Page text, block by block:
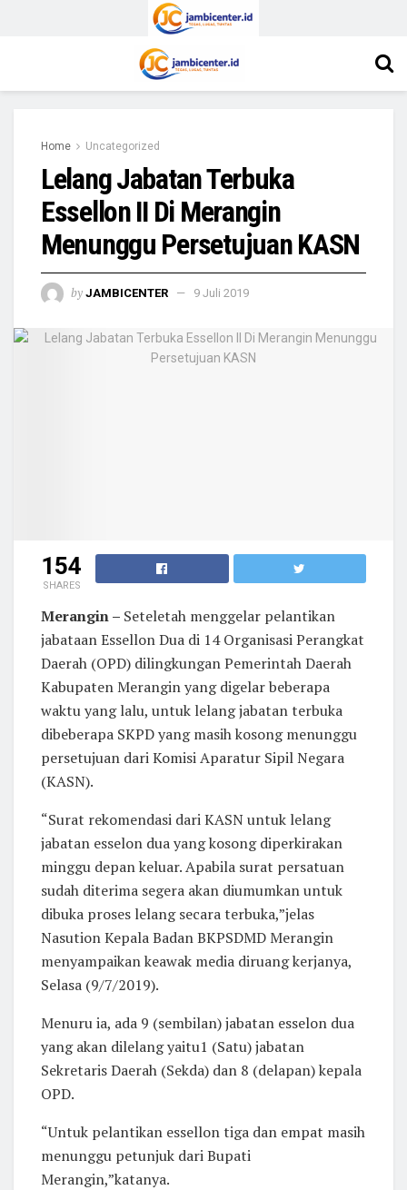
Home Uncategorized
Lelang Jabatan Terbuka
Essellon II Di Merangin
Menunggu Persetujuan KASN
by JAMBICENTER 9 Juli 2019
154
SHARES
Merangin – Seteletah menggelar pelantikan
jabataan Essellon Dua di 14 Organisasi Perangkat
Daerah (OPD) dilingkungan Pemerintah Daerah
Kabupaten Merangin yang digelar beberapa
waktu yang lalu, untuk lelang jabatan terbuka
dibeberapa SKPD yang masih kosong menunggu
persetujuan dari Komisi Aparatur Sipil Negara
(KASN).
“Surat rekomendasi dari KASN untuk lelang
jabatan esselon dua yang kosong diperkirakan
minggu depan keluar. Apabila surat persatuan
sudah diterima segera akan diumumkan untuk
dibuka proses lelang secara terbuka,”jelas
Nasution Kepala Badan BKPSDMD Merangin
menyampaikan keawak media diruang kerjanya,
Selasa (9/7/2019).
Menuru ia, ada 9 (sembilan) jabatan esselon dua
yang akan dilelang yaitu1 (Satu) jabatan
Sekretaris Daerah (Sekda) dan 8 (delapan) kepala
OPD.
“Untuk pelantikan essellon tiga dan empat masih
menunggu petunjuk dari Bupati
Merangin,”katanya.